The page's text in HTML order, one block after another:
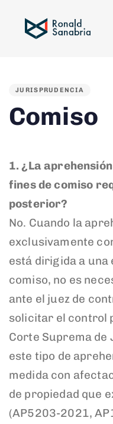
JURISPRUDENCIA
Comiso
1. ¿La
fines de comiso
posterior?
No. Cuando la
exclusivamente
está dirigida a
comiso, no es
ante el juez de
solicitar el control
Corte Suprema de
este tipo de
medida con
de propiedad que
(AP5203-2021,